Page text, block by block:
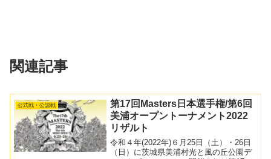
関連記事
公式戦・公認戦
第17回Masters日本選手権/第6回
美浦オープントーナメント2022
リザルト
令和４年(2022年)６月25日（土）・26日
（日）に茨城県美浦村光と風の丘公園デ